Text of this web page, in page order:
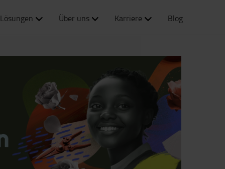
Lösungen Über uns Karriere Blog